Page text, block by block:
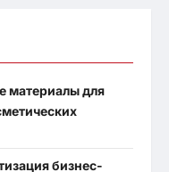
материалы для
бизнес-